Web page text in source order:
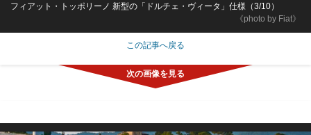
《photo by Fiat》
フィアット・トッポリーノ 新型の「ドルチェ・ヴィータ」仕様（3/10）
この記事へ戻る